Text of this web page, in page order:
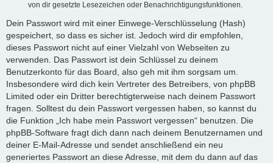
von dir gesetzte Lesezeichen oder Benachrichtigungsfunktionen.
Dein Passwort wird mit einer Einwege-Verschlüsselung (Hash)
gespeichert, so dass es sicher ist. Jedoch wird dir empfohlen,
dieses Passwort nicht auf einer Vielzahl von Webseiten zu
verwenden. Das Passwort ist dein Schlüssel zu deinem
Benutzerkonto für das Board, also geh mit ihm sorgsam um.
Insbesondere wird dich kein Vertreter des Betreibers, von phpBB
Limited oder ein Dritter berechtigterweise nach deinem Passwort
fragen. Solltest du dein Passwort vergessen haben, so kannst du
die Funktion „Ich habe mein Passwort vergessen“ benutzen. Die
phpBB-Software fragt dich dann nach deinem Benutzernamen und
deiner E-Mail-Adresse und sendet anschließend ein neu
generiertes Passwort an diese Adresse, mit dem du dann auf das